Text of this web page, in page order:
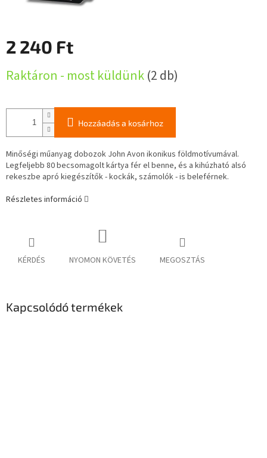
2 240 Ft
Raktáron - most küldünk(2 db)
Hozzáadás a kosárhoz
Minőségi műanyag dobozok John Avon ikonikus földmotívumával.
Legfeljebb 80 becsomagolt kártya fér el benne, és a kihúzható alsó
rekeszbe apró kiegészítők - kockák, számolók - is beleférnek.
Részletes információ
KÉRDÉS NYOMON KÖVETÉS MEGOSZTÁS
Kapcsolódó termékek